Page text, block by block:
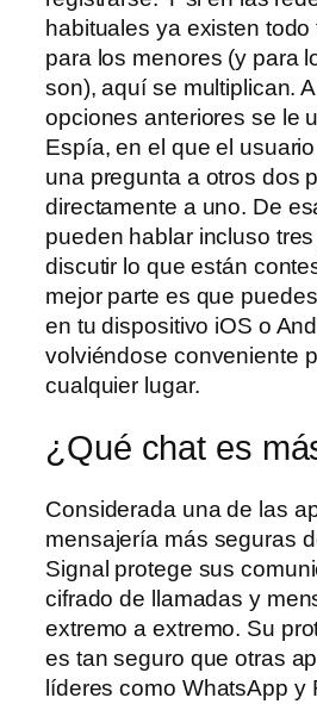
habituales ya existen
para los menores (y para
son), aquí se multiplican.
opciones anteriores se le
Espía, en el que el
una pregunta a otros dos
directamente a uno. De
pueden hablar incluso
discutir lo que están
mejor parte es que
en tu dispositivo iOS o
volviéndose conveniente
cualquier lugar.
¿Qué chat es
Considerada una de las
mensajería más seguras
Signal protege sus
cifrado de llamadas y
extremo a extremo. Su
es tan seguro que otras
líderes como WhatsApp y